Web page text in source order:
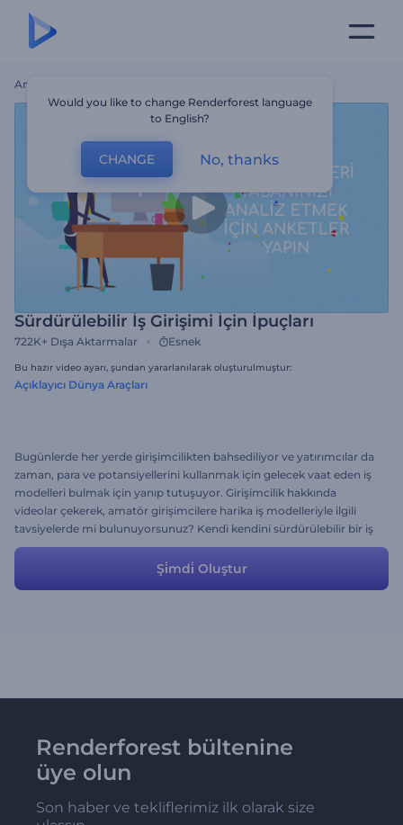
Ana Sayfa
Sürdürülebilir İş Girişimi İçin İpuçları
722K+ Dışa Aktarmalar Esnek
Bu hazır video ayarı, şundan yararlanılarak oluşturulmuştur:
Açıklayıcı Dünya Araçları
Bugünlerde her yerde girişimcilikten bahsediliyor ve yatırımcılar da
zaman, para ve potansiyellerini kullanmak için gelecek vaat eden iş
modelleri bulmak için yanıp tutuşuyor. Girişimcilik hakkında
videolar çekerek, amatör girişimcilere harika iş modelleriyle ilgili
tavsiyelerde mi bulunuyorsunuz? Kendi kendini sürdürülebilir bir iş
modelini anlatırken hazır hikayemizden yararlanın. Bu şablona kendi
yaratıcı dokunuşunuzu ve ticari deneyiminizi de ekleyin. Ya da
şablonu olduğu gibi alıp kullanın!
Şi̇mdi̇ Oluştur
Renderforest bültenine
üye olun
Son haber ve tekliflerimiz ilk olarak size
Would you like to change Renderforest language
to English?
CHANGE No, thanks